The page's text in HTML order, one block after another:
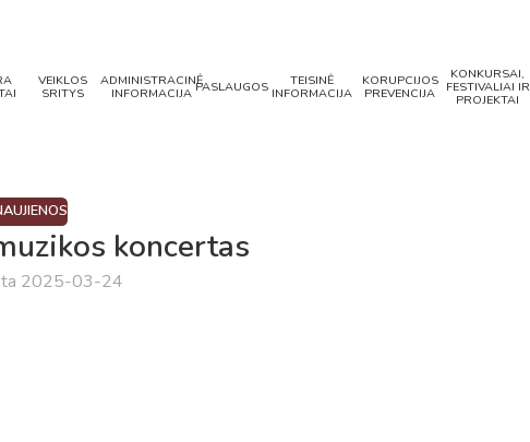
VEIKLOS
SRITYS
ADMINISTRACINĖ
INFORMACIJA PASLAUGOS
TEISINĖ
INFORMACIJA
KORUPCIJOS
PREVENCIJA
KONKURSAI,
FESTIVALIAI IR
PROJEKTAI
koncertas
2025-03-24